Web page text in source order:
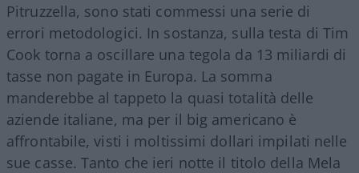
Pitruzzella, sono stati commessi una serie di
errori metodologici. In sostanza, sulla testa di Tim
Cook torna a oscillare una tegola da 13 miliardi di
tasse non pagate in Europa. La somma
manderebbe al tappeto la quasi totalità delle
aziende italiane, ma per il big americano è
affrontabile, visti i moltissimi dollari impilati nelle
sue casse. Tanto che ieri notte il titolo della Mela